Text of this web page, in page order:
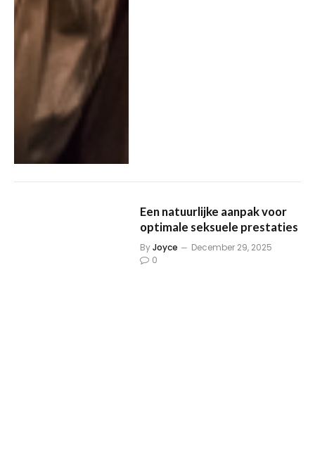
Een natuurlijke aanpak voor
optimale seksuele prestaties
ByJoyce
December 29, 2025
0